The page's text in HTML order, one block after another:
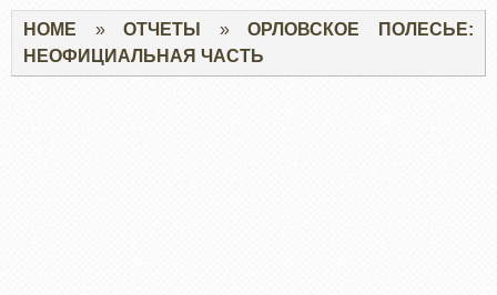
Строка
навигации
HOME ОТЧЕТЫ
ОРЛОВСКОЕ ПОЛЕСЬЕ:
НЕОФИЦИАЛЬНАЯ ЧАСТЬ